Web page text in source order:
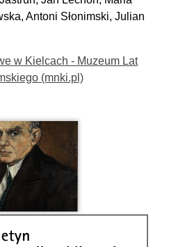
Antoni Słonimski, Julian
w Kielcach - Muzeum Lat
(mnki.pl)